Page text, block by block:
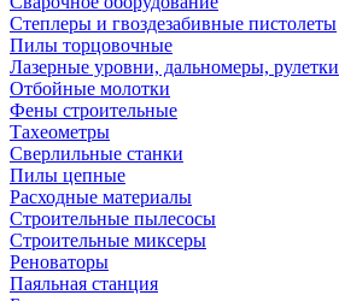
Степлеры и гвоздезабивные пистолеты
Пилы торцовочные
Лазерные уровни, дальномеры, рулетки
Отбойные молотки
Фены строительные
Тахеометры
Сверлильные станки
Пилы цепные
Расходные материалы
Строительные пылесосы
Строительные миксеры
Реноваторы
Паяльная станция